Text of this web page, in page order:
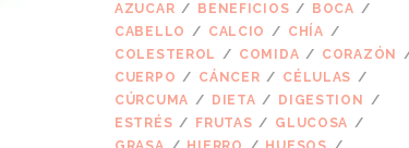
AZUCAR
BENEFICIOS
BOCA
CABELLO
CALCIO
CHÍA
COLESTEROL
COMIDA
CORAZÓN
CUERPO
CÁNCER
CÉLULAS
CÚRCUMA
DIETA
DIGESTION
ESTRÉS
FRUTAS
GLUCOSA